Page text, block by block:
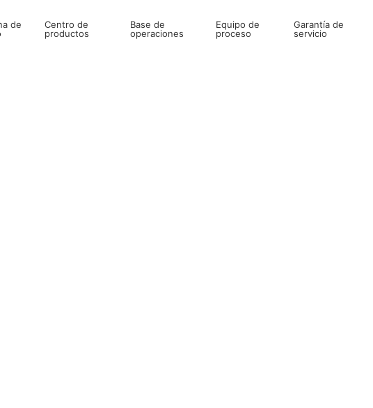
de
Centro de
productos
Base de
operaciones
Equipo de
proceso
Garantía de
servicio